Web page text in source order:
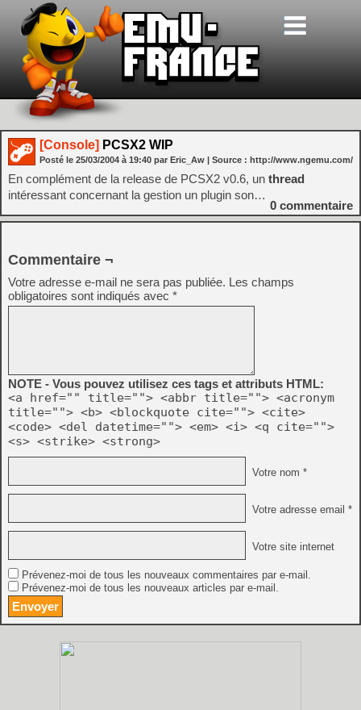
[Console] PCSX2 WIP
Posté le 25/03/2004 à 19:40 par Eric_Aw | Source : http://www.ngemu.com/
En complément de la release de PCSX2 v0.6, un thread
intéressant concernant la gestion un plugin son…
0 commentaire
Commentaire ¬
Votre adresse e-mail ne sera pas publiée. Les champs
obligatoires sont indiqués avec *
NOTE - Vous pouvez utilisez ces tags et attributs HTML:
<a href="" title=""> <abbr title=""> <acronym
title=""> <b> <blockquote cite=""> <cite>
<code> <del datetime=""> <em> <i> <q cite="">
<s> <strike> <strong>
Votre nom *
Votre adresse email *
Votre site internet
Prévenez-moi de tous les nouveaux commentaires par e-mail.
Prévenez-moi de tous les nouveaux articles par e-mail.